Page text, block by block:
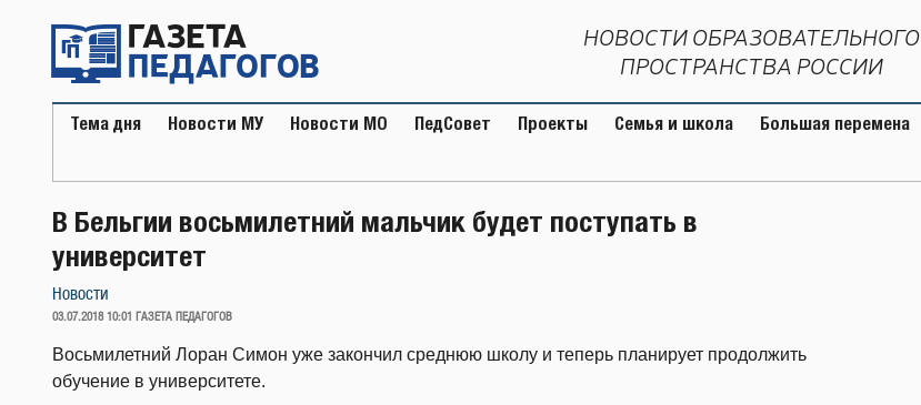
содержимому
НОВОСТИ ОБРАЗОВАТЕЛЬНОГО
ПРОСТРАНСТВА РОССИИ
Тема дня Новости МУ Новости МО ПедСовет Проекты Семья и школа Большая перемена
В Бельгии восьмилетний мальчик будет поступать в
университет
Новости
ОПУБЛИКОВАНО
03.07.2018 10:01 ГАЗЕТА ПЕДАГОГОВ
Восьмилетний Лоран Симон уже закончил среднюю школу и теперь планирует продолжить
обучение в университете.